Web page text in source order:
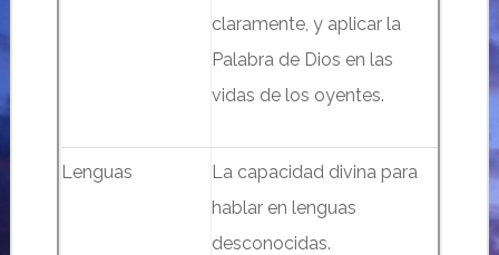
claramente, y aplicar la
Palabra de Dios en las
vidas de los oyentes.
Lenguas
La capacidad divina para
hablar en lenguas
desconocidas.